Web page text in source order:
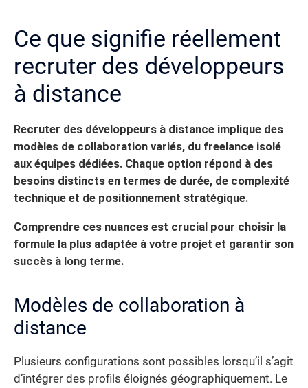
Ce que signifie réellement
recruter des développeurs
à distance
Recruter des développeurs à distance implique des
modèles de collaboration variés, du freelance isolé
aux équipes dédiées. Chaque option répond à des
besoins distincts en termes de durée, de complexité
technique et de positionnement stratégique.
Comprendre ces nuances est crucial pour choisir la
formule la plus adaptée à votre projet et garantir son
succès à long terme.
Modèles de collaboration à
distance
Plusieurs configurations sont possibles lorsqu’il s’agit
d’intégrer des profils éloignés géographiquement. Le